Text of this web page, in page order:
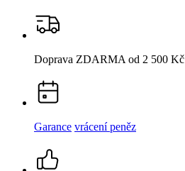
Doprava ZDARMA od 2 500 Kč
Garance vrácení peněz